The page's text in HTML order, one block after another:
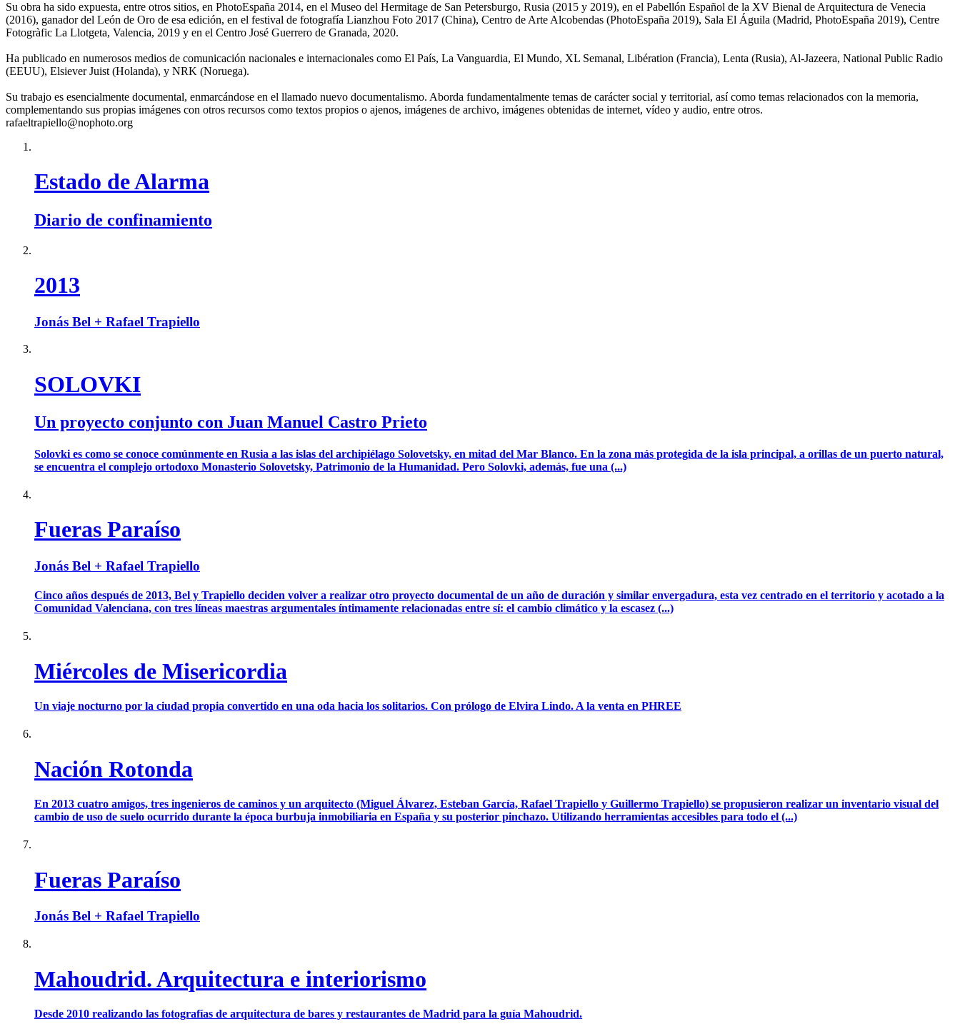
Su obra ha sido expuesta, entre otros sitios, en PhotoEspaña 2014, en el Museo del Hermitage de San Petersburgo, Rusia (2015 y 2019), en el Pabellón Español de la XV Bienal de Arquitectura de Venecia
(2016), ganador del León de Oro de esa edición, en el festival de fotografía Lianzhou Foto 2017 (China), Centro de Arte Alcobendas (PhotoEspaña 2019), Sala El Águila (Madrid, PhotoEspaña 2019), Centre
Fotogràfic La Llotgeta, Valencia, 2019 y en el Centro José Guerrero de Granada, 2020.
Ha publicado en numerosos medios de comunicación nacionales e internacionales como El País, La Vanguardia, El Mundo, XL Semanal, Libération (Francia), Lenta (Rusia), Al-Jazeera, National Public Radio
(EEUU), Elsiever Juist (Holanda), y NRK (Noruega).
Su trabajo es esencialmente documental, enmarcándose en el llamado nuevo documentalismo. Aborda fundamentalmente temas de carácter social y territorial, así como temas relacionados con la memoria,
complementando sus propias imágenes con otros recursos como textos propios o ajenos, imágenes de archivo, imágenes obtenidas de internet, vídeo y audio, entre otros.
rafaeltrapiello@nophoto.org
Estado de Alarma
Diario de confinamiento
2013
Jonás Bel + Rafael Trapiello
SOLOVKI
Un proyecto conjunto con Juan Manuel Castro Prieto
Solovki es como se conoce comúnmente en Rusia a las islas del archipiélago Solovetsky, en mitad del Mar Blanco. En la zona más protegida de la isla principal, a orillas de un puerto natural,
se encuentra el complejo ortodoxo Monasterio Solovetsky, Patrimonio de la Humanidad. Pero Solovki, además, fue una (...)
Fueras Paraíso
Jonás Bel + Rafael Trapiello
Cinco años después de 2013, Bel y Trapiello deciden volver a realizar otro proyecto documental de un año de duración y similar envergadura, esta vez centrado en el territorio y acotado a la
Comunidad Valenciana, con tres líneas maestras argumentales íntimamente relacionadas entre sí: el cambio climático y la escasez (...)
Miércoles de Misericordia
Un viaje nocturno por la ciudad propia convertido en una oda hacia los solitarios. Con prólogo de Elvira Lindo. A la venta en PHREE
Nación Rotonda
En 2013 cuatro amigos, tres ingenieros de caminos y un arquitecto (Miguel Álvarez, Esteban García, Rafael Trapiello y Guillermo Trapiello) se propusieron realizar un inventario visual del
cambio de uso de suelo ocurrido durante la época burbuja inmobiliaria en España y su posterior pinchazo. Utilizando herramientas accesibles para todo el (...)
Fueras Paraíso
Jonás Bel + Rafael Trapiello
Mahoudrid. Arquitectura e interiorismo
Desde 2010 realizando las fotografías de arquitectura de bares y restaurantes de Madrid para la guía Mahoudrid.